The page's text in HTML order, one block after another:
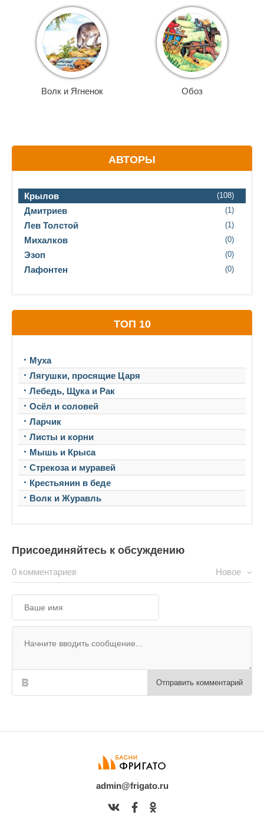
Волк и Ягненок Обоз
АВТОРЫ
Крылов (108)
Дмитриев (1)
Лев Толстой (1)
Михалков (0)
Эзоп (0)
Лафонтен (0)
ТОП 10
Муха
Лягушки, просящие Царя
Лебедь, Щука и Рак
Осёл и соловей
Ларчик
Листы и корни
Мышь и Крыса
Стрекоза и муравей
Крестьянин в беде
Волк и Журавль
Присоединяйтесь к обсуждению
0 комментариев Новое
Отправить комментарий
admin@frigato.ru